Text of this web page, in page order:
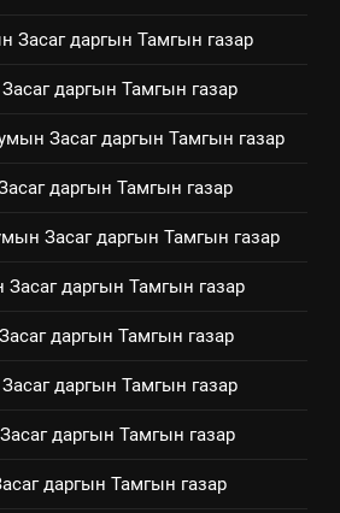
зөвлөлийн 2025 оны үйл
төлөвлөгөө
ТАЗ-ЫН САЛБАР ЗӨВЛӨЛ
“Шинэтгэлээр түүчээлсэн
зохион байгуулах арга
хэмжээний төлөвлөгөө
Санхүүгийн тайланд хийсэн
аудитын дүгнэлт
байгаа хууль тогтоомж
Засаг даргын Тамгын газар
даргын Тамгын газар
Засаг даргын Тамгын газар
даргын Тамгын газар
Засаг даргын Тамгын газар
даргын Тамгын газар
даргын Тамгын газар
даргын Тамгын газар
даргын Тамгын газар
даргын Тамгын газар